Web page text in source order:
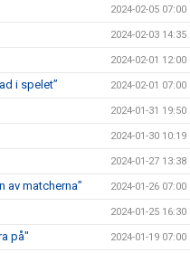
2024-02-05 07:00
2024-02-03 14:35
2024-02-01 12:00
i spelet” 2024-02-01 07:00
2024-01-31 19:50
2024-01-30 10:19
2024-01-27 13:38
av matcherna” 2024-01-26 07:00
2024-01-25 16:30
på" 2024-01-19 07:00